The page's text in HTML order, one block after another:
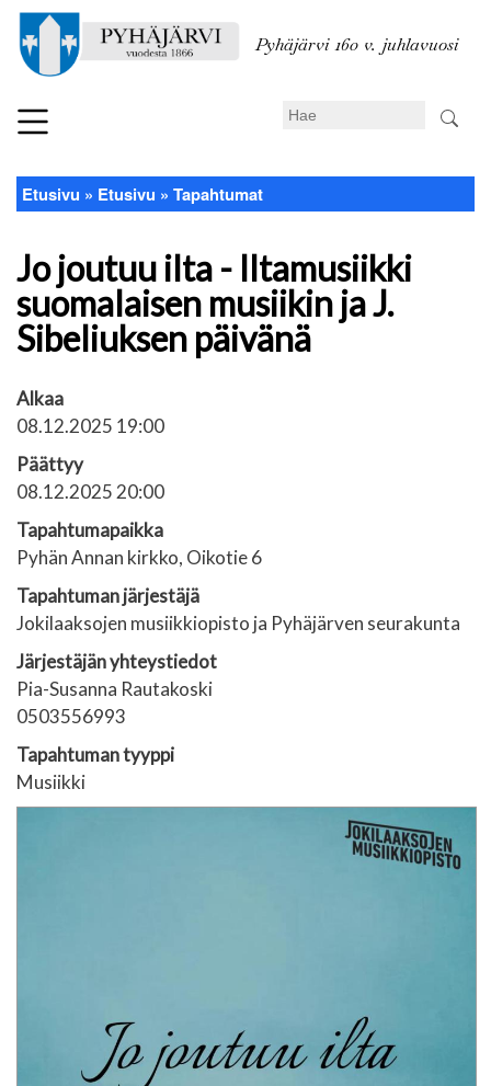
pääsisältöön
Pyhäjärvi 160 v. juhlavuosi
Search
Murupolku
Etusivu Etusivu Tapahtumat
Jo joutuu ilta - Iltamusiikki
suomalaisen musiikin ja J.
Sibeliuksen päivänä
Alkaa
08.12.2025 19:00
Päättyy
08.12.2025 20:00
Tapahtumapaikka
Pyhän Annan kirkko, Oikotie 6
Tapahtuman järjestäjä
Jokilaaksojen musiikkiopisto ja Pyhäjärven seurakunta
Järjestäjän yhteystiedot
Pia-Susanna Rautakoski
0503556993
Tapahtuman tyyppi
Musiikki